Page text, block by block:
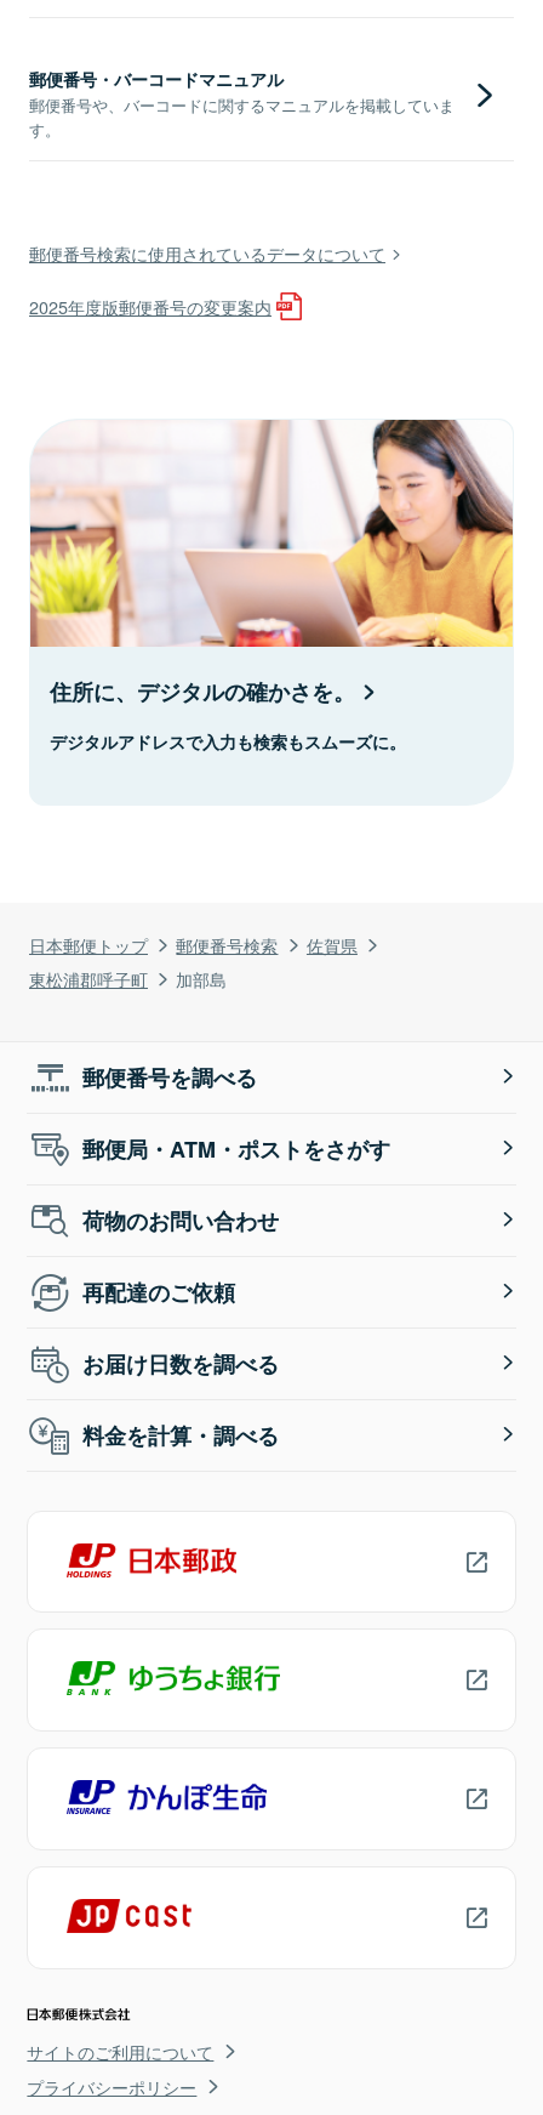
日本郵便トップ 郵便番号検索
佐賀県
東松浦郡呼子町
加部島
郵便番号・バーコードマニュアル
郵便番号や、バーコードに関するマニュアルを掲載していま
す。
郵便番号検索に使用されているデータについて
2025年度版郵便番号の変更案内
住所に、デジタルの確かさを。
デジタルアドレスで入力も検索もスムーズに。
郵便番号を調べる
郵便局・ATM・ポストをさがす
荷物のお問い合わせ
再配達のご依頼
お届け日数を調べる
料金を計算・調べる
サイトのご利用について
プライバシーポリシー